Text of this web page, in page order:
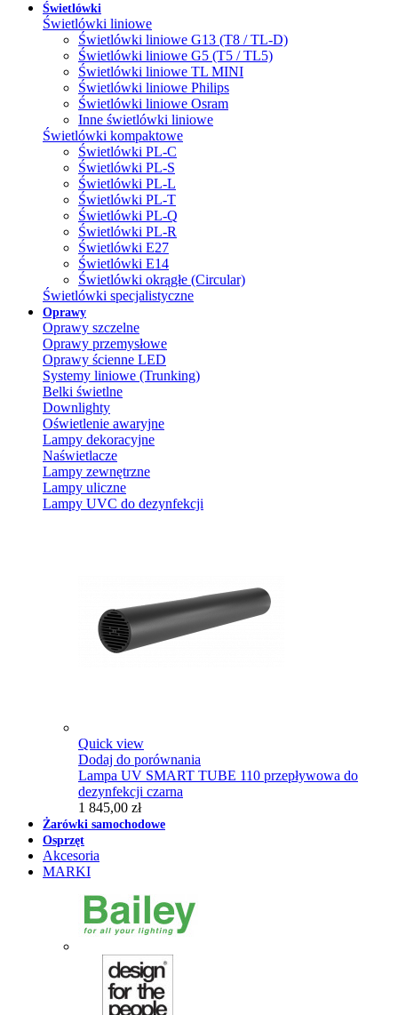
Świetlówki
Świetlówki liniowe
Świetlówki liniowe G13 (T8 / TL-D)
Świetlówki liniowe G5 (T5 / TL5)
Świetlówki liniowe TL MINI
Świetlówki liniowe Philips
Świetlówki liniowe Osram
Inne świetlówki liniowe
Świetlówki kompaktowe
Świetlówki PL-C
Świetlówki PL-S
Świetlówki PL-L
Świetlówki PL-T
Świetlówki PL-Q
Świetlówki PL-R
Świetlówki E27
Świetlówki E14
Świetlówki okrągłe (Circular)
Świetlówki specjalistyczne
Oprawy
Oprawy szczelne
Oprawy przemysłowe
Oprawy ścienne LED
Systemy liniowe (Trunking)
Belki świetlne
Downlighty
Oświetlenie awaryjne
Lampy dekoracyjne
Naświetlacze
Lampy zewnętrzne
Lampy uliczne
Lampy UVC do dezynfekcji
Quick view
Dodaj do porównania
Lampa UV SMART TUBE 110 przepływowa do
dezynfekcji czarna
1 845,00 zł
Żarówki samochodowe
Osprzęt
Akcesoria
MARKI